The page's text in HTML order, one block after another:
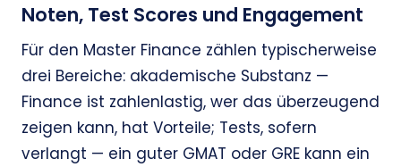
Noten, Test Scores und Engagement
Für den Master Finance zählen typischerweise
drei Bereiche: akademische Substanz —
Finance ist zahlenlastig, wer das überzeugend
zeigen kann, hat Vorteile; Tests, sofern
verlangt — ein guter GMAT oder GRE kann ein